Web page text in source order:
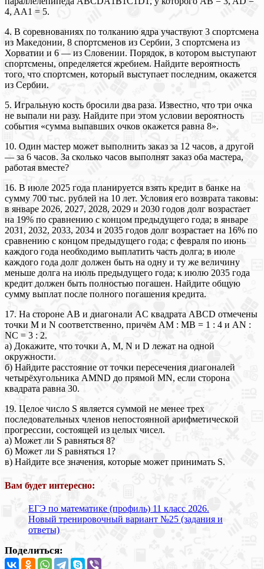
4, AA1 = 5.
4. В соревнованиях по толканию ядра участвуют 3 спортсмена
из Македонии, 8 спортсменов из Сербии, 3 спортсмена из
Хорватии и 6 — из Словении. Порядок, в котором выступают
спортсмены, определяется жребием. Найдите вероятность
того, что спортсмен, который выступает последним, окажется
из Сербии.
5. Игральную кость бросили два раза. Известно, что три очка
не выпали ни разу. Найдите при этом условии вероятность
события «сумма выпавших очков окажется равна 8».
10. Один мастер может выполнить заказ за 12 часов, а другой
— за 6 часов. За сколько часов выполнят заказ оба мастера,
работая вместе?
16. В июле 2025 года планируется взять кредит в банке на
сумму 700 тыс. рублей на 10 лет. Условия его возврата таковы:
в январе 2026, 2027, 2028, 2029 и 2030 годов долг возрастает
на 19% по сравнению с концом предыдущего года; в январе
2031, 2032, 2033, 2034 и 2035 годов долг возрастает на 16% по
сравнению с концом предыдущего года; с февраля по июнь
каждого года необходимо выплатить часть долга; в июле
каждого года долг должен быть на одну и ту же величину
меньше долга на июль предыдущего года; к июлю 2035 года
кредит должен быть полностью погашен. Найдите общую
сумму выплат после полного погашения кредита.
17. На стороне AB и диагонали AC квадрата ABCD отмечены
точки M и N соответственно, причём AM : MB = 1 : 4 и AN :
NC = 3 : 2.
а) Докажите, что точки A, M, N и D лежат на одной
окружности.
б) Найдите расстояние от точки пересечения диагоналей
четырёхугольника AMND до прямой MN, если сторона
квадрата равна 30.
19. Целое число S является суммой не менее трех
последовательных членов непостоянной арифметической
прогрессии, состоящей из целых чисел.
а) Может ли S равняться 8?
б) Может ли S равняться 1?
в) Найдите все значения, которые может принимать S.
Вам будет интересно:
ЕГЭ по математике (профиль) 11 класс 2026.
Новый тренировочный вариант №25 (задания и
ответы)
Поделиться: